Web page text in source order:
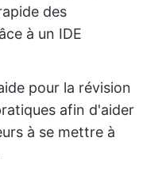
des
à un IDE
pour la révision
afin d'aider
à se mettre à